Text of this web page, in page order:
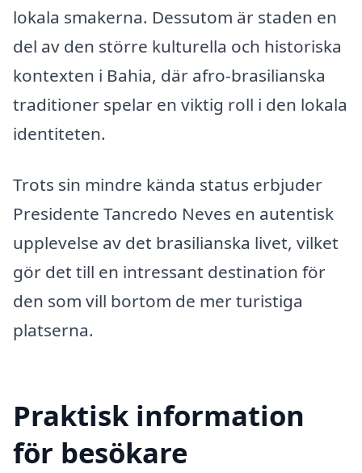
lokala smakerna. Dessutom är staden en
del av den större kulturella och historiska
kontexten i Bahia, där afro-brasilianska
traditioner spelar en viktig roll i den lokala
identiteten.
Trots sin mindre kända status erbjuder
Presidente Tancredo Neves en autentisk
upplevelse av det brasilianska livet, vilket
gör det till en intressant destination för
den som vill bortom de mer turistiga
platserna.
Praktisk information
för besökare